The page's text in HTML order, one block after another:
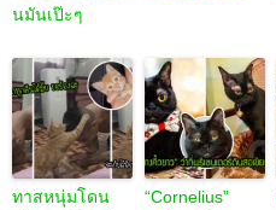
นมันเป๊ะๆ
ทาสหนุ่มโดน
“Cornelius”